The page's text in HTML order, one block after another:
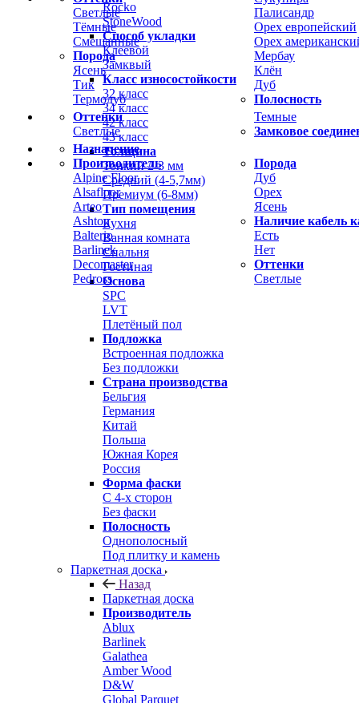
Светлые
Тёмные
Смешанные
Порода
Ясень
Тик
Термодуб
Палисандр
Орех европейский
Орех
Мербау
Клён
Дуб
Полосность
Оттенки
Светлые
Темные
Замковое
Назначение
Производитель
Alpine Floor
Alsafloor
Arteo
Ashton
Balterio
Barlinek
Decomaster
Pedross
Порода
Дуб
Орех
Ясень
Наличие кабель
Есть
Нет
Оттенки
Светлые
Rocko
StoneWood
Способ укладки
Клеевой
Замквый
Класс износостойкости
32 класс
34 класс
42 класс
43 класс
Толщина
Тонкий 2-3 мм
Средний (4-5,7мм)
Премиум (6-8мм)
Тип помещения
Кухня
Ванная комната
Спальня
Гостиная
Основа
SPC
LVT
Плетёный пол
Подложка
Встроенная подложка
Без подложки
Страна производства
Бельгия
Германия
Китай
Польша
Южная Корея
Россия
Форма фаски
С 4-х сторон
Без фаски
Полосность
Однополосный
Под плитку и камень
Паркетная доска
Назад
Паркетная доска
Производитель
Ablux
Barlinek
Galathea
Amber Wood
D&W
Global Parquet